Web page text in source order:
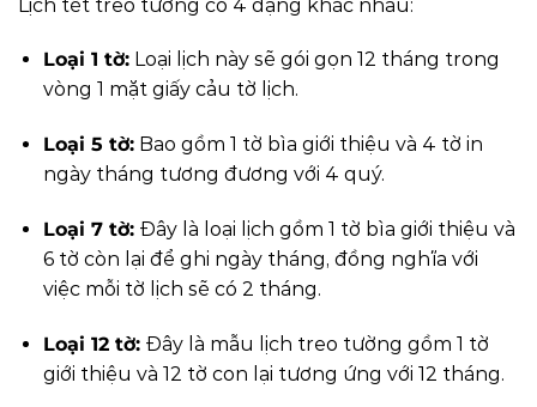
Lịch tết treo tường có 4 dạng khác nhau:
Loại 1 tờ:Loại lịch này sẽ gói gọn 12 tháng trong
vòng 1 mặt giấy cảu tờ lịch.
Loại 5 tờ:Bao gồm 1 tờ bìa giới thiệu và 4 tờ in
ngày tháng tương đương với 4 quý.
Loại 7 tờ:Đây là loại lịch gồm 1 tờ bìa giới thiệu và
6 tờ còn lại để ghi ngày tháng, đồng nghĩa với
việc mỗi tờ lịch sẽ có 2 tháng.
Loại 12 tờ:Đây là mẫu lịch treo tường gồm 1 tờ
giới thiệu và 12 tờ con lại tương ứng với 12 tháng.